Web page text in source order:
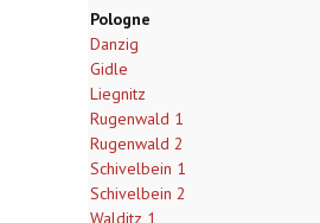
Pologne
Danzig
Gidle
Liegnitz
Rugenwald 1
Rugenwald 2
Schivelbein 1
Schivelbein 2
Walditz 1